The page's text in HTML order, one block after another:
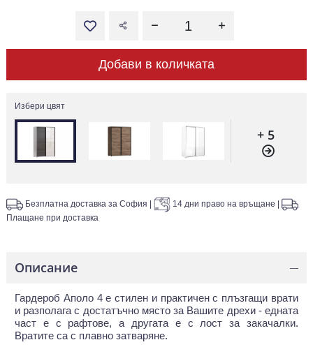
Добави в количката
Избери цвят
+ 5
Безплатна доставка за София 14 дни право на връщане
Плащане при доставка
Описание —
Гардероб Аполо 4 е стилен и практичен с плъзгащи врати
и разполага с достатъчно място за Вашите дрехи - едната
част е с рафтове, а другата е с лост за закачалки.
Вратите са с плавно затваряне.